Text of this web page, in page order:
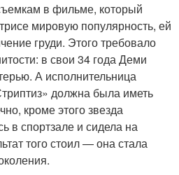
в фильме, который
мировую популярность, ей
груди. Этого требовало
в свои 34 года Деми
А исполнительница
должна была иметь
кроме этого звезда
в спортзале и сидела на
того стоил — она стала